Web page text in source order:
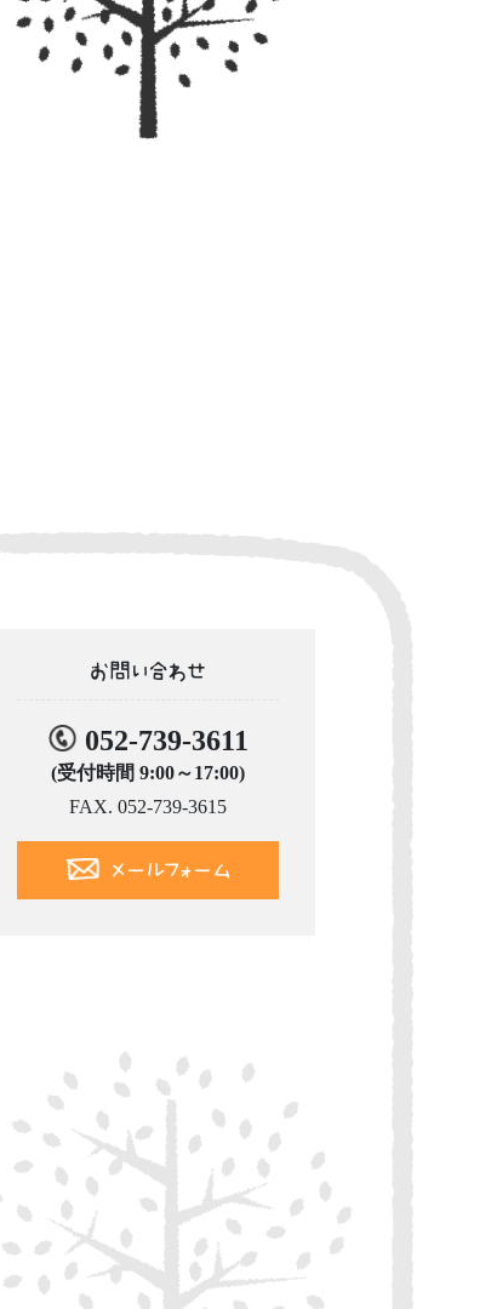
お問い合わせ
052-739-3611
(受付時間 9:00～17:00)
FAX. 052-739-3615
メールフォーム